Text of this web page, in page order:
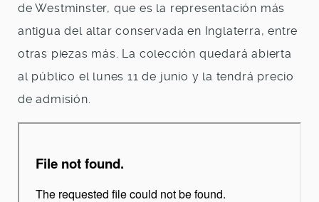
de Westminster, que es la representación más
antigua del altar conservada en Inglaterra, entre
otras piezas más. La colección quedará abierta
al público el lunes 11 de junio y la tendrá precio
de admisión.